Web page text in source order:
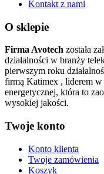
Kontakt z nami
O sklepie
Firma Avotech została
działalności w branży
pierwszym roku
firmą Katimex , liderem
energetycznej, która to
wysokiej jakości.
Twoje konto
Konto klienta
Twoje zamówienia
Koszyk